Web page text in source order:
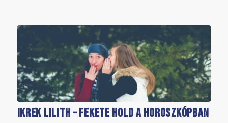
Ikrek Lilith – Fekete Hold a horoszkópban